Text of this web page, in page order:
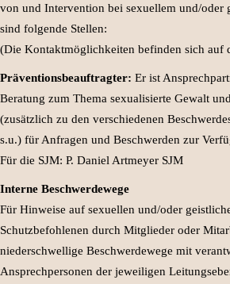
von und Intervention bei sexuellem und/oder
sind folgende Stellen:
(Die Kontaktmöglichkeiten befinden sich auf
Präventionsbeauftragter: Er ist
Beratung zum Thema sexualisierte Gewalt
(zusätzlich zu den verschiedenen
s.u.) für Anfragen und Beschwerden zur
Für die SJM: P. Daniel Artmeyer SJM
Interne Beschwerdewege
Für Hinweise auf sexuellen und/oder
Schutzbefohlenen durch Mitglieder oder
niederschwellige Beschwerdewege mit
Ansprechpersonen der jeweiligen